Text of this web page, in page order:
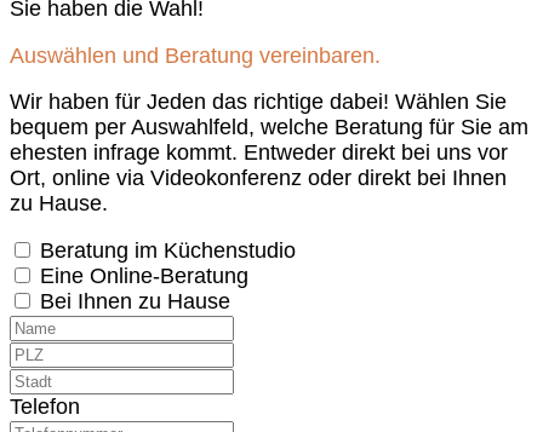
Sie haben die Wahl!
Auswählen und Beratung vereinbaren.
Wir haben für Jeden das richtige dabei! Wählen Sie
bequem per Auswahlfeld, welche Beratung für Sie am
ehesten infrage kommt. Entweder direkt bei uns vor
Ort, online via Videokonferenz oder direkt bei Ihnen
zu Hause.
Beratung im Küchenstudio
Eine Online-Beratung
Bei Ihnen zu Hause
Telefon